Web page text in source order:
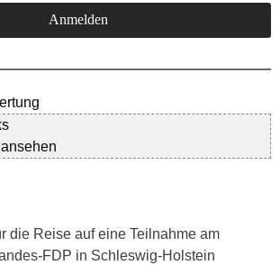
die Reise auf eine Teilnahme am
FDP in Schleswig-Holstein